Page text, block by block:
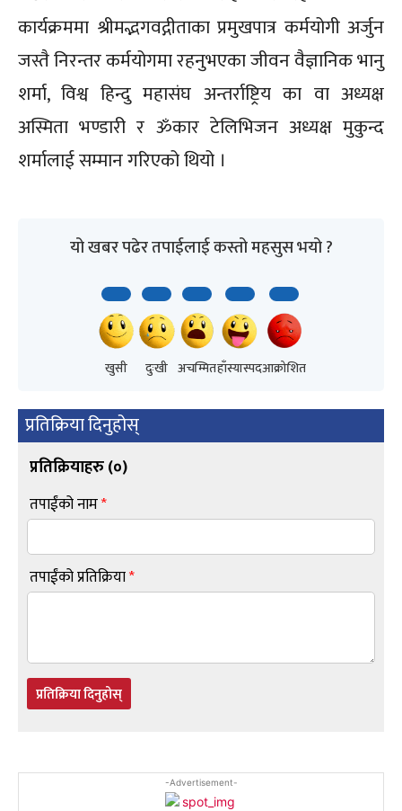
कार्यक्रममा श्रीमद्भगवद्गीताका प्रमुखपात्र कर्मयोगी अर्जुन
जस्तै निरन्तर कर्मयोगमा रहनुभएका जीवन वैज्ञानिक भानु
शर्मा, विश्व हिन्दु महासंघ अन्तर्राष्ट्रिय का वा अध्यक्ष
अस्मिता भण्डारी र ॐकार टेलिभिजन अध्यक्ष मुकुन्द
शर्मालाई सम्मान गरिएको थियो ।
यो खबर पढेर तपाईलाई कस्तो महसुस भयो ?
खुसी दुःखी अचम्मितहाँस्यास्पदआक्रोशित
प्रतिक्रिया दिनुहोस्
प्रतिक्रियाहरु (०)
तपाईंको नाम*
तपाईंको प्रतिक्रिया*
प्रतिक्रिया दिनुहोस्
-Advertisement-